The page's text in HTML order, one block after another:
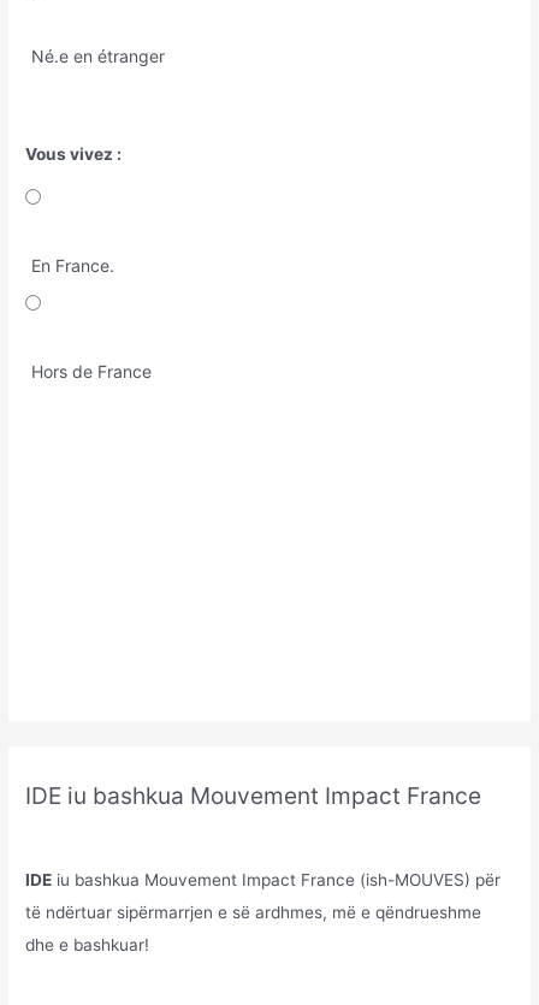
Né.e en étranger
Vous vivez :
En France.
Hors de France
IDE iu bashkua Mouvement Impact France
IDE iu bashkua Mouvement Impact France (ish-MOUVES) për
të ndërtuar sipërmarrjen e së ardhmes, më e qëndrueshme
dhe e bashkuar!